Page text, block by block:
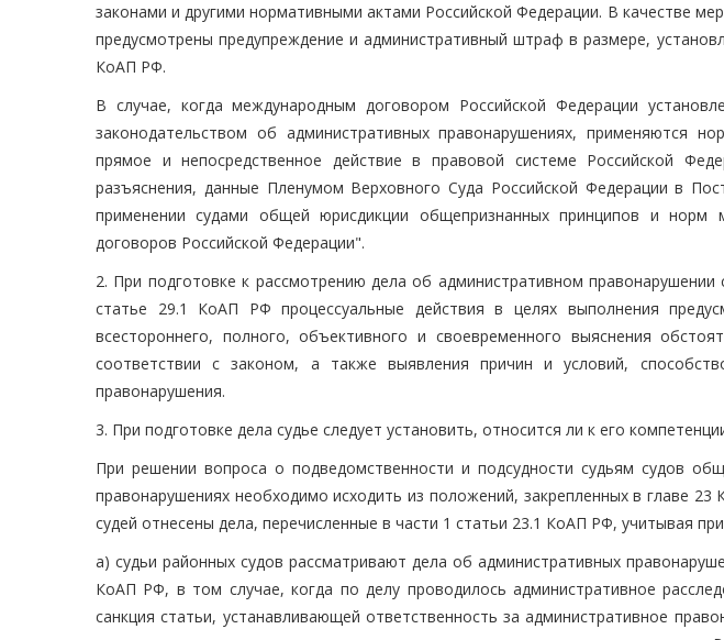
законами и другими нормативными актами Российской Федерации. В качестве
предусмотрены предупреждение и административный штраф в размере,
КоАП РФ.
В случае, когда международным договором Российской Федерации
законодательством об административных правонарушениях, применяются
прямое и непосредственное действие в правовой системе Российской
разъяснения, данные Пленумом Верховного Суда Российской Федерации в
применении судами общей юрисдикции общепризнанных принципов и норм
договоров Российской Федерации".
2. При подготовке к рассмотрению дела об административном правонарушении
статье 29.1 КоАП РФ процессуальные действия в целях выполнения
всестороннего, полного, объективного и своевременного выяснения
соответствии с законом, а также выявления причин и условий,
правонарушения.
3. При подготовке дела судье следует установить, относится ли к его
При решении вопроса о подведомственности и подсудности судьям судов
правонарушениях необходимо исходить из положений, закрепленных в главе
судей отнесены дела, перечисленные в части 1 статьи 23.1 КоАП РФ, учитывая
а) судьи районных судов рассматривают дела об административных
КоАП РФ, в том случае, когда по делу проводилось административное
санкция статьи, устанавливающей ответственность за административное